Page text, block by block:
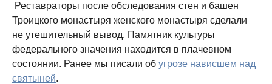
Реставраторы после обследования стен и башен
Троицкого монастыря женского монастыря сделали
не утешительный вывод. Памятник культуры
федерального значения находится в плачевном
состоянии. Ранее мы писали об угрозе нависшем над
святыней.